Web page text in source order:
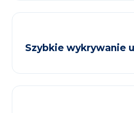
Szybkie wykrywanie